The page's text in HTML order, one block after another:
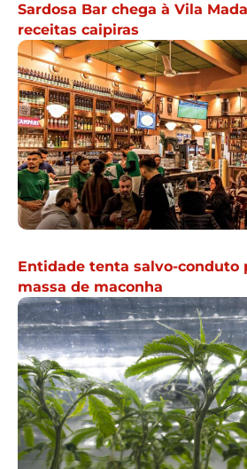
Sardosa Bar chega à Vila
receitas caipiras
Entidade tenta salvo-conduto
massa de maconha